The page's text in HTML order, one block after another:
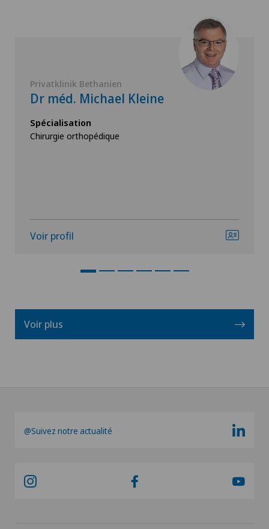
Privatklinik Bethanien
Dr méd. Michael Kleine
Spécialisation
Chirurgie orthopédique
Voir profil
Voir plus
@Suivez notre actualité